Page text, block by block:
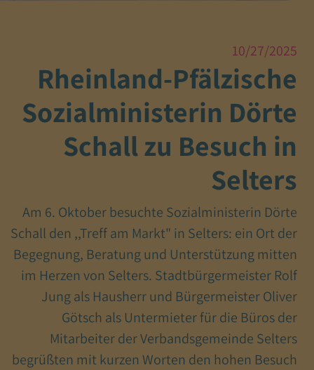
10/27/2025
Rheinland-Pfälzische
Sozialministerin Dörte
Schall zu Besuch in
Selters
Am 6. Oktober besuchte Sozialministerin Dörte
Schall den ,,Treff am Markt" in Selters: ein Ort der
Begegnung, Beratung und Unterstützung mitten
im Herzen von Selters. Stadtbürgermeister Rolf
Jung als Hausherr und Bürgermeister Oliver
Götsch als Untermieter für die Büros der
Mitarbeiter der Verbandsgemeinde Selters
begrüßten mit kurzen Worten den hohen Besuch